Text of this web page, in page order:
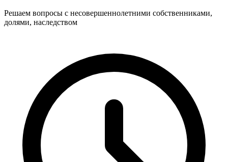
Решаем вопросы с несовершеннолетними собственниками,
долями, наследством